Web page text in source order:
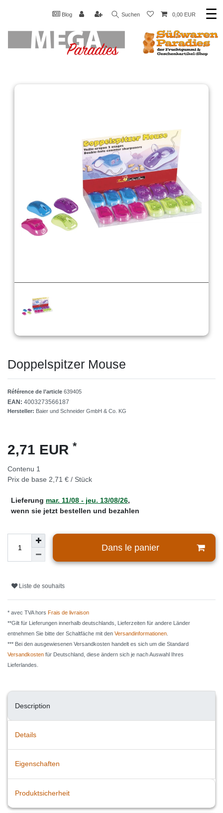
Blog Suchen 0,00 EUR ☰
Doppelspitzer Mouse
Référence de l’article 639405
EAN: 4003273566187
Hersteller: Baier und Schneider GmbH & Co. KG
2,71 EUR *
Contenu 1
Prix de base 2,71 € / Stück
Lieferung mar. 11/08 - jeu. 13/08/26,
wenn sie jetzt bestellen und bezahlen
Dans le panier
Liste de souhaits
* avec TVA hors Frais de livraison
**Gilt für Lieferungen innerhalb deutschlands, Lieferzeiten für andere Länder
entnehmen Sie bitte der Schaltfäche mit den Versandinformationen
*** Bei den ausgewiesenen Versandkosten handelt es sich um die Standard
Versandkosten für Deutschland, diese ändern sich je nach Auswahl Ihres
Lieferlandes.
Description
Details
Eigenschaften
Produktsicherheit